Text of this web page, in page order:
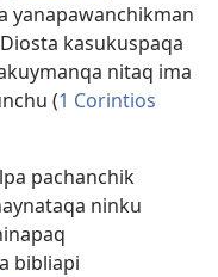
yanapawanchikman
kasukuspaqa
nitaq ima
(1 Corintios
pachanchik
ninku
bibliapi